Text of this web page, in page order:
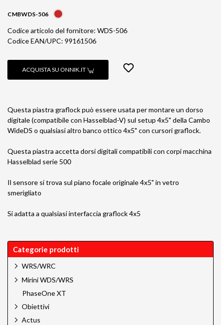
CMBWDS-506
Codice articolo del fornitore: WDS-506
Codice EAN/UPC: 99161506
ACQUISTA SU ONNIK.IT
Questa piastra graflock può essere usata per montare un dorso
digitale (compatibile con Hasselblad-V) sul setup 4x5" della Cambo
WideDS o qualsiasi altro banco ottico 4x5" con cursori graflock.
Questa piastra accetta dorsi digitali compatibili con corpi macchina
Hasselblad serie 500
Il sensore si trova sul piano focale originale 4x5" in vetro
smerigliato
Si adatta a qualsiasi interfaccia graflock 4x5
Categorie prodotti
WRS/WRC
Mirini WDS/WRS
PhaseOne XT
Obiettivi
Actus